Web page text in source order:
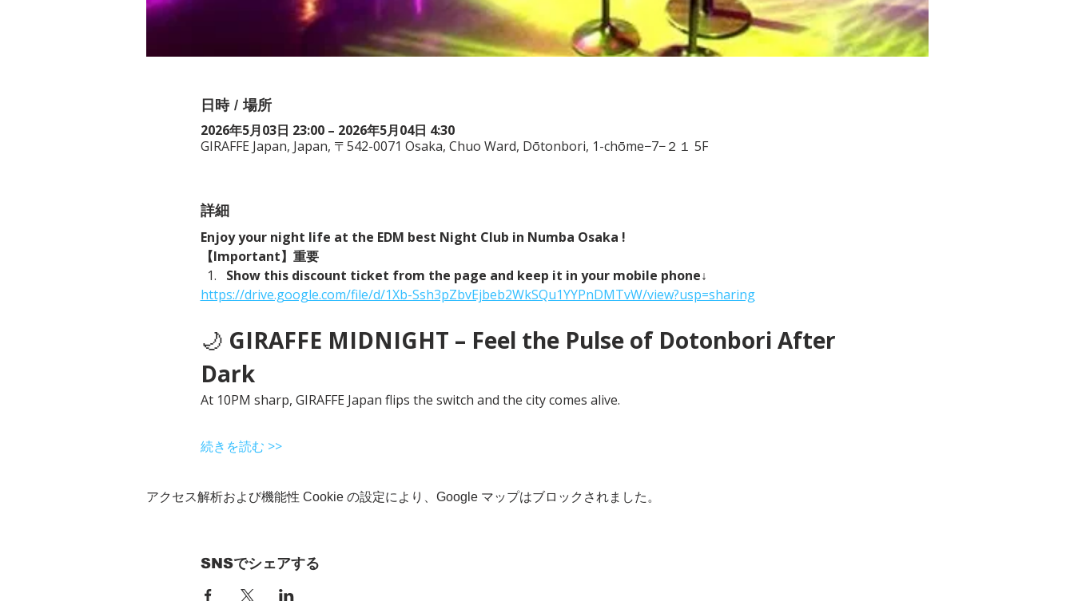
日時 / 場所
2026年5月03日 23:00 – 2026年5月04日 4:30
GIRAFFE Japan, Japan, 〒542-0071 Osaka, Chuo Ward, Dōtonbori, 1-chōme−7−２１ 5F
詳細
Enjoy your night life at the EDM best Night Club in Numba Osaka !
【Important】重要
Show this discount ticket from the page and keep it in your mobile phone↓
https://drive.google.com/file/d/1Xb-Ssh3pZbvEjbeb2WkSQu1YYPnDMTvW/view?usp=sharing
🌙 GIRAFFE MIDNIGHT – Feel the Pulse of Dotonbori After
Dark
At 10PM sharp, GIRAFFE Japan flips the switch and the city comes alive.
続きを読む >>
アクセス解析および機能性 Cookie の設定により、Google マップはブロックされました。
SNSでシェアする